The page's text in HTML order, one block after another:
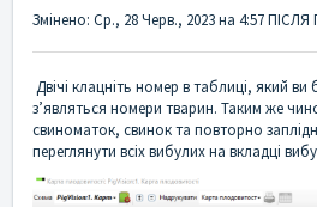
Змінено: Ср., 28 Черв., 2023 на 4:57
Двічі клацніть номер в таблиці, який ви
з’являться номери тварин. Таким же
свиноматок, свинок та повторно
переглянути всіх вибулих на вкладці